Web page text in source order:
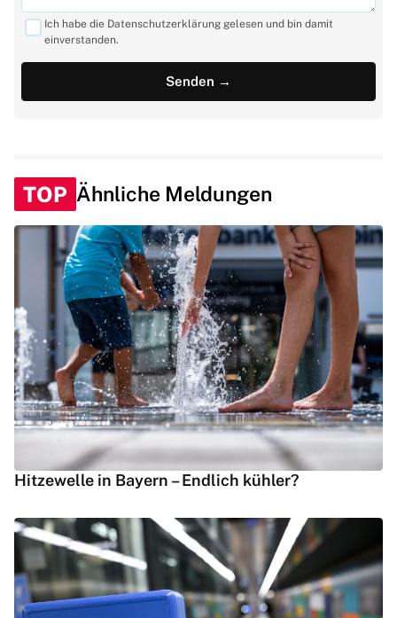
Ich habe die Datenschutzerklärung gelesen und bin damit
einverstanden.
TOP Ähnliche Meldungen
Hitzewelle in Bayern – Endlich kühler?